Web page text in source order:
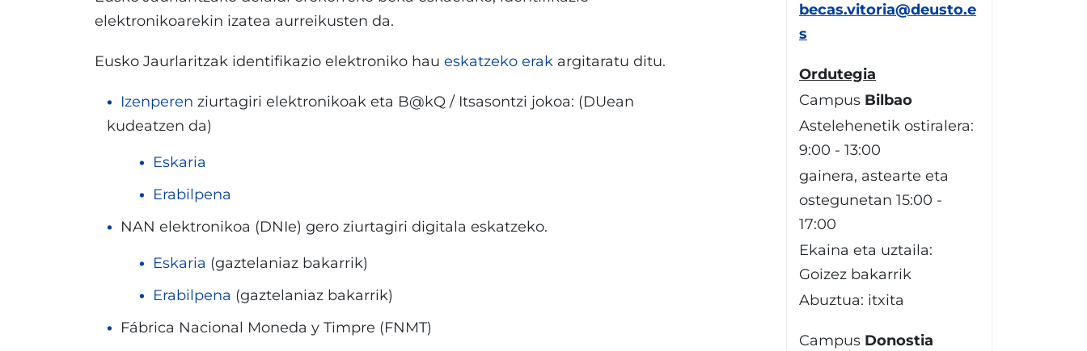
elektronikoarekin izatea aurreikusten da.
Eusko Jaurlaritzak identifikazio elektroniko hau eskatzeko erak argitaratu ditu.
Izenperen ziurtagiri elektronikoak eta B@kQ / Itsasontzi jokoa: (DUean
kudeatzen da)
Eskaria
Erabilpena
NAN elektronikoa (DNIe) gero ziurtagiri digitala eskatzeko.
Eskaria (gaztelaniaz bakarrik)
Erabilpena (gaztelaniaz bakarrik)
Fábrica Nacional Moneda y Timpre (FNMT)
becas.vitoria@deusto.e
s
Ordutegia
Campus Bilbao
Astelehenetik ostiralera:
9:00 - 13:00
gainera, astearte eta
ostegunetan 15:00 -
17:00
Ekaina eta uztaila:
Goizez bakarrik
Abuztua: itxita
Campus Donostia